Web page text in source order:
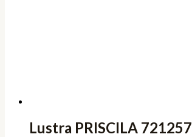
Lustra PRISCILA 721257